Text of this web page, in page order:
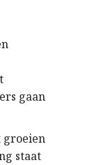
gaan
groeien
staat